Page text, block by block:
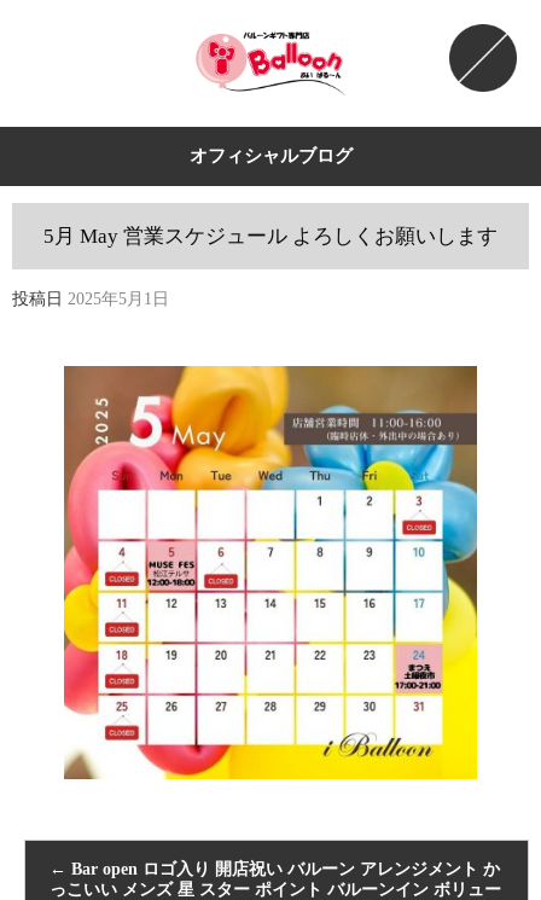
オフィシャルブログ
5月 May 営業スケジュール よろしくお願いします
投稿日 2025年5月1日
← Bar open ロゴ入り 開店祝い バルーン アレンジメント か
っこいい メンズ 星 スター ポイント バルーンイン ボリュー